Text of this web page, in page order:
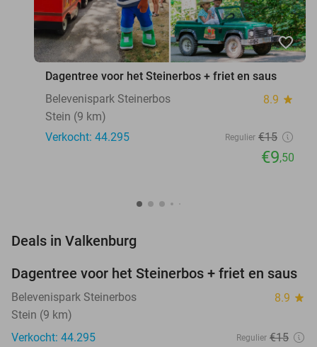
favorite_border
Dagentree voor het Steinerbos + friet en saus
Belevenispark Steinerbos
8.9 star
Stein (9 km)
Verkocht: 44.295
Regulier €15
€9,50
Deals in Valkenburg
37%
Dagentree voor het Steinerbos + friet en saus
Belevenispark Steinerbos 8.9 star
Stein (9 km)
Verkocht: 44.295
Regulier €15